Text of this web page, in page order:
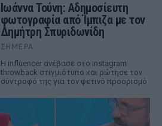
Ιωάννα Τούνη: Αδημοσίευτη
φωτογραφία από Ίμπιζα με τον
Δημήτρη Σπυριδωνίδη
ΣΉΜΕΡΑ
Η influencer ανέβασε στο Instagram
throwback στιγμιότυπο και ρώτησε τον
σύντροφό της για τον φετινό προορισμό